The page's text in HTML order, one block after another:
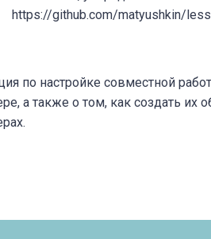
https://github.com/matyushkin/
по настройке совместной
а также о том, как создать их